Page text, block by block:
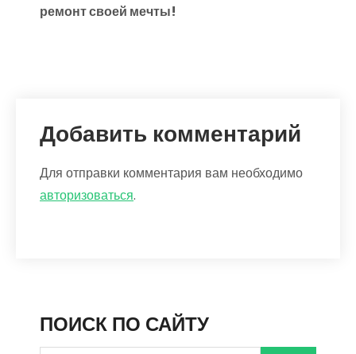
ремонт своей мечты!
Добавить комментарий
Для отправки комментария вам необходимо
авторизоваться.
ПОИСК ПО САЙТУ